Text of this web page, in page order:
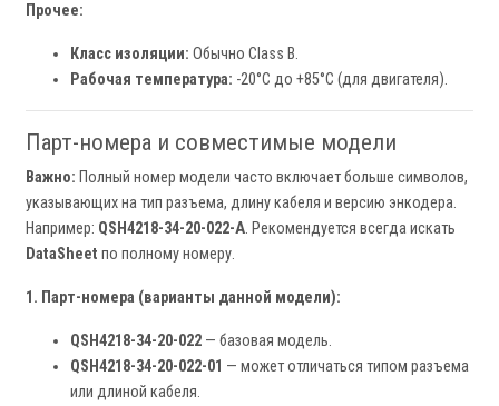
Прочее:
Класс изоляции: Обычно Class B.
Рабочая температура: -20°C до +85°C (для двигателя).
Парт-номера и совместимые модели
Важно: Полный номер модели часто включает больше символов,
указывающих на тип разъема, длину кабеля и версию энкодера.
Например: QSH4218-34-20-022-A. Рекомендуется всегда искать
DataSheet по полному номеру.
1. Парт-номера (варианты данной модели):
QSH4218-34-20-022 — базовая модель.
QSH4218-34-20-022-01 — может отличаться типом разъема
или длиной кабеля.